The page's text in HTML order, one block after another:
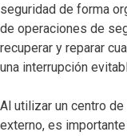
seguridad de forma
de operaciones de
recuperar y reparar
una interrupción
Al utilizar un centro
externo, es